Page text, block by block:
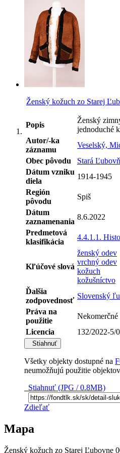
Ženský kožuch zo Starej
Popis
Ženský
jednoduché
Autor/-ka
záznamu
Veselský,
Obec pôvodu
Stará
Dátum vzniku
diela
1914-1945
Región
pôvodu
Spiš
Dátum
zaznamenania
8.6.2022
Predmetová
klasifikácia
4.4.1.1.
Kľúčové slová
ženský odev
vrchný odev
kožuch
kožušníctvo
Ďalšia
zodpovednosť
Slovenský
Práva na
použitie
Nekomerčné
Licencia
132/2022-
Stiahnuť
Všetky objekty dostupné na
neumožňujú použitie
Stiahnuť (JPG / 0.8MB)
Zdieľať
Mapa
Ženský kožuch zo Starej Ľubovne